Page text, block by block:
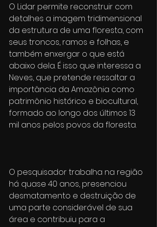
O Lidar permite reconstruir com
detalhes a imagem tridimensional
da estrutura de uma floresta, com
seus troncos, ramos e folhas, e
também enxergar o que está
abaixo dela. É isso que interessa a
Neves, que pretende ressaltar a
importância da Amazônia como
patrimônio histórico e biocultural,
formado ao longo dos últimos 13
mil anos pelos povos da floresta.
O pesquisador trabalha na região
há quase 40 anos, presenciou
desmatamento e destruição de
uma parte considerável de sua
área e contribuiu para a